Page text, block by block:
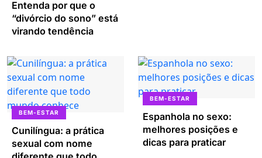
Entenda por que o
“divórcio do sono” está
virando tendência
BEM-ESTAR
Cunilíngua: a prática
sexual com nome
BEM-ESTAR
Espanhola no sexo:
melhores posições e
dicas para praticar